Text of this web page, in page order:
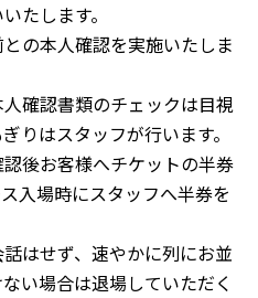
たします。
の本人確認を実施いたしま
確認書類のチェックは目視
りはスタッフが行います。
後お客様へチケットの半券
入場時にスタッフへ半券を
はせず、速やかに列にお並
い場合は退場していただく